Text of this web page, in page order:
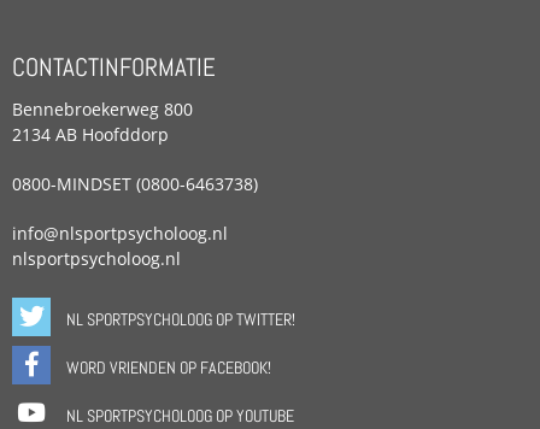
CONTACTINFORMATIE
Bennebroekerweg 800
2134 AB Hoofddorp
0800-MINDSET (0800-6463738)
info@nlsportpsycholoog.nl
nlsportpsycholoog.nl
NL SPORTPSYCHOLOOG OP TWITTER!
WORD VRIENDEN OP FACEBOOK!
NL SPORTPSYCHOLOOG OP YOUTUBE